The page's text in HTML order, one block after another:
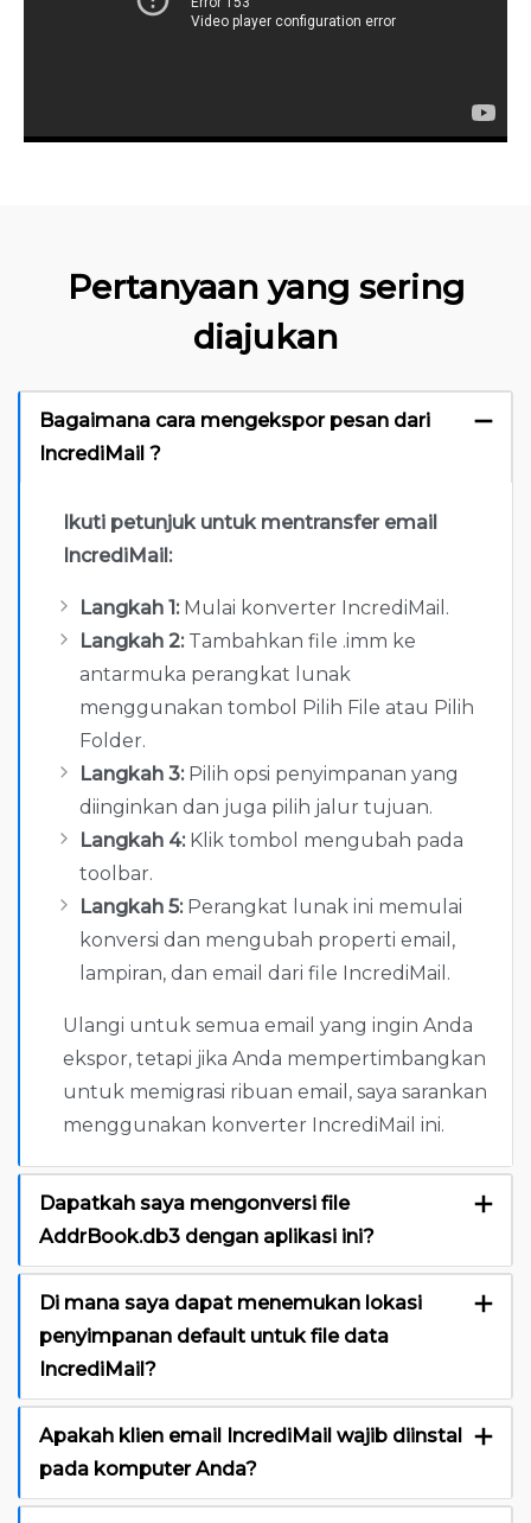
Pertanyaan yang sering
diajukan
Bagaimana cara mengekspor pesan dari
IncrediMail ?
Ikuti petunjuk untuk mentransfer email
IncrediMail:
Langkah 1: Mulai konverter IncrediMail.
Langkah 2: Tambahkan file .imm ke
antarmuka perangkat lunak
menggunakan tombol Pilih File atau Pilih
Folder.
Langkah 3: Pilih opsi penyimpanan yang
diinginkan dan juga pilih jalur tujuan.
Langkah 4: Klik tombol mengubah pada
toolbar.
Langkah 5: Perangkat lunak ini memulai
konversi dan mengubah properti email,
lampiran, dan email dari file IncrediMail.
Ulangi untuk semua email yang ingin Anda
ekspor, tetapi jika Anda mempertimbangkan
untuk memigrasi ribuan email, saya sarankan
menggunakan konverter IncrediMail ini.
Dapatkah saya mengonversi file
AddrBook.db3 dengan aplikasi ini?
Di mana saya dapat menemukan lokasi
penyimpanan default untuk file data
IncrediMail?
Apakah klien email IncrediMail wajib diinstal
pada komputer Anda?